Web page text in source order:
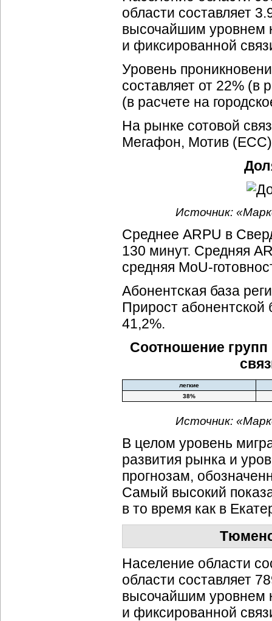
области составляет
высочайшим уровнем
и фиксированной
Уровень
составляет от 22% (в
(в расчете на
На рынке сотовой
Мегафон, Мотив
Источник:
Среднее ARPU в
130 минут. Средняя
средняя MoU-
Абонентская база
Прирост абонентской
41,2%.
Соотношение
легкие
38%
Источник:
В целом уровень
развития рынка и
прогнозам,
Самый высокий
в то время как в
Население области
области составляет
высочайшим уровнем
и фиксированной